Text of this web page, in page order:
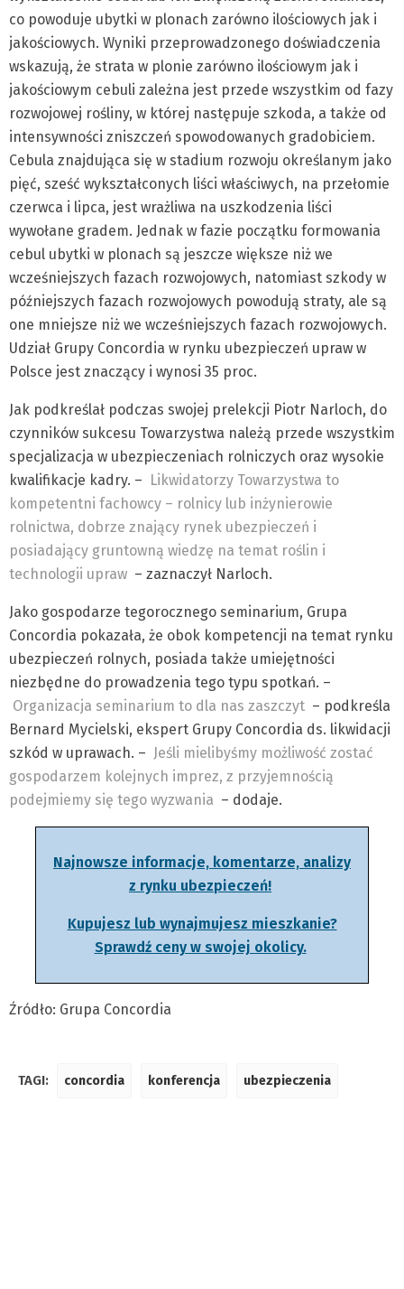
co powoduje ubytki w plonach zarówno ilościowych jak i
jakościowych. Wyniki przeprowadzonego doświadczenia
wskazują, że strata w plonie zarówno ilościowym jak i
jakościowym cebuli zależna jest przede wszystkim od fazy
rozwojowej rośliny, w której następuje szkoda, a także od
intensywności zniszczeń spowodowanych gradobiciem.
Cebula znajdująca się w stadium rozwoju określanym jako
pięć, sześć wykształconych liści właściwych, na przełomie
czerwca i lipca, jest wrażliwa na uszkodzenia liści
wywołane gradem. Jednak w fazie początku formowania
cebul ubytki w plonach są jeszcze większe niż we
wcześniejszych fazach rozwojowych, natomiast szkody w
późniejszych fazach rozwojowych powodują straty, ale są
one mniejsze niż we wcześniejszych fazach rozwojowych.
Udział Grupy Concordia w rynku ubezpieczeń upraw w
Polsce jest znaczący i wynosi 35 proc.
Jak podkreślał podczas swojej prelekcji Piotr Narloch, do
czynników sukcesu Towarzystwa należą przede wszystkim
specjalizacja w ubezpieczeniach rolniczych oraz wysokie
kwalifikacje kadry. – Likwidatorzy Towarzystwa to
kompetentni fachowcy – rolnicy lub inżynierowie
rolnictwa, dobrze znający rynek ubezpieczeń i
posiadający gruntowną wiedzę na temat roślin i
technologii upraw – zaznaczył Narloch.
Jako gospodarze tegorocznego seminarium, Grupa
Concordia pokazała, że obok kompetencji na temat rynku
ubezpieczeń rolnych, posiada także umiejętności
niezbędne do prowadzenia tego typu spotkań. –
Organizacja seminarium to dla nas zaszczyt – podkreśla
Bernard Mycielski, ekspert Grupy Concordia ds. likwidacji
szkód w uprawach. – Jeśli mielibyśmy możliwość zostać
gospodarzem kolejnych imprez, z przyjemnością
podejmiemy się tego wyzwania – dodaje.
Najnowsze informacje, komentarze, analizy
z rynku ubezpieczeń!
Kupujesz lub wynajmujesz mieszkanie?
Sprawdź ceny w swojej okolicy.
Źródło: Grupa Concordia
TAGI: concordia konferencja ubezpieczenia